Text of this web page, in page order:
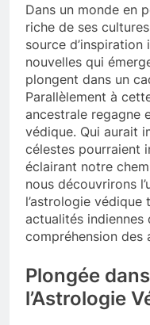
Dans un monde en
riche de ses
source d’inspiration
nouvelles qui
plongent dans un
Parallèlement à
ancestrale regagne
védique. Qui aurait
célestes pourraient
éclairant notre
nous découvrirons
l’astrologie
actualités
compréhension des
Plongée
l’Astrologie